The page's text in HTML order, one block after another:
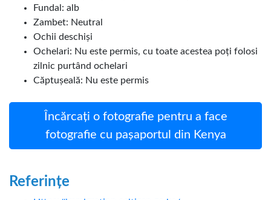
Fundal: alb
Zambet: Neutral
Ochii deschiși
Ochelari: Nu este permis, cu toate acestea poți folosi
zilnic purtând ochelari
Căptușeală: Nu este permis
Încărcați o fotografie pentru a face
fotografie cu pașaportul din Kenya
Referințe